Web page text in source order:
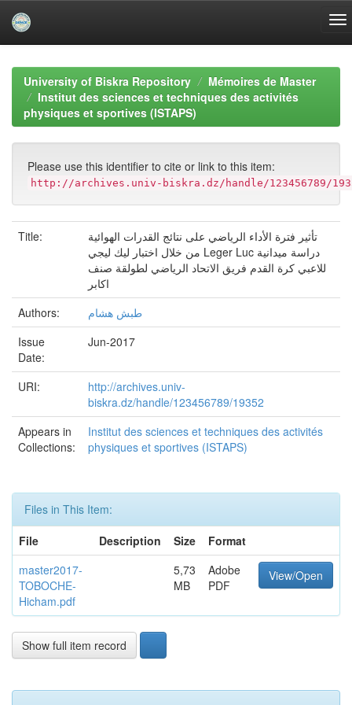
navigationUniversity of Biskra Repository
Mémoires de Master
Institut des sciences et techniques des activités
physiques et sportives (ISTAPS)
Please use this identifier to cite or link to this item:
http://archives.univ-biskra.dz/handle/123456789/
Title:
تأثير فترة الأداء الرياضي على نتائج القدرات الهوائية
من خلال اختبار ليك ليجي Leger Luc دراسة ميدانية
للاعبي كرة القدم فريق الاتحاد الرياضي لطولقة صنف
اكابر
Authors:
طبش هشام
Issue
Date:
Jun-2017
URI:
http://archives.univ-
biskra.dz/handle/123456789/19352
Appears in
Collections:
Institut des sciences et techniques des activités
physiques et sportives (ISTAPS)
Files in This Item:
File
Description Size
Format
master2017-
TOBOCHE-
Hicham.pdf
5,73
MB
Adobe
PDF
View/Open
Show full item record